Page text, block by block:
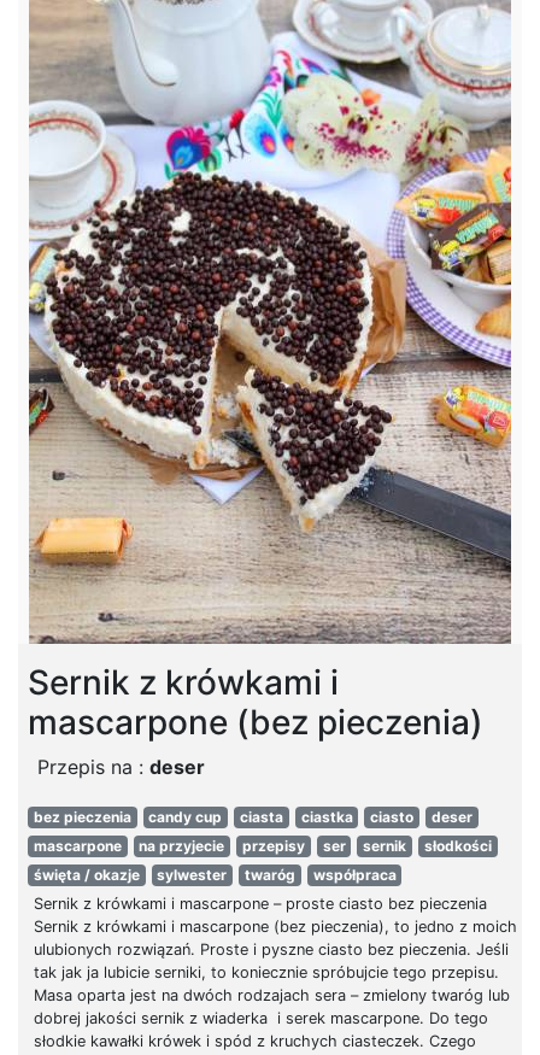
Sernik z krówkami i
mascarpone (bez pieczenia)
Przepis na : deser
bez pieczenia candy cup ciasta ciastka ciasto
deser
mascarpone
na przyjecie przepisy ser sernik
słodkości
święta / okazje
sylwester twaróg
współpraca
Sernik z krówkami i mascarpone – proste ciasto bez pieczenia
Sernik z krówkami i mascarpone (bez pieczenia), to jedno z moich
ulubionych rozwiązań. Proste i pyszne ciasto bez pieczenia. Jeśli
tak jak ja lubicie serniki, to koniecznie spróbujcie tego przepisu.
Masa oparta jest na dwóch rodzajach sera – zmielony twaróg lub
dobrej jakości sernik z wiaderka i serek mascarpone. Do tego
słodkie kawałki krówek i spód z kruchych ciasteczek. Czego